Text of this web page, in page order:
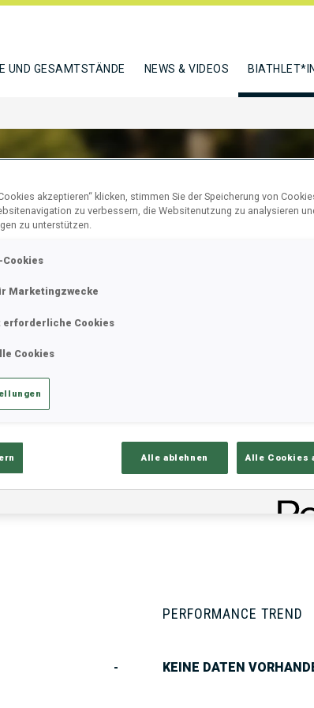
UND GESAMTSTÄNDE NEWS & VIDEOS
IRINA
-
PERFORMANCE TREND
KEINE DATEN
akzeptieren“ klicken, stimmen Sie der Speicherung von
zu verbessern, die Websitenutzung zu analysieren
zu unterstützen.
Marketingzwecke
erforderliche Cookies
Cookies
Alle ablehnen Alle Cookies